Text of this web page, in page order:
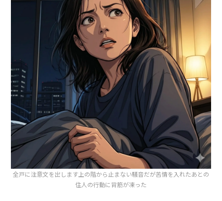
全戸に注意文を出します上の階から止まない騒音だが苦情を入れたあとの
住人の行動に背筋が凍った